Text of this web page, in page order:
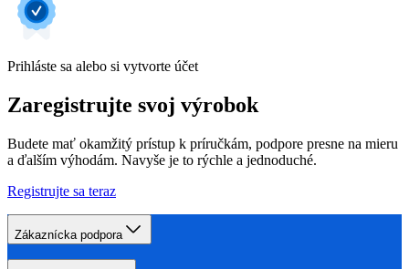
Prihláste sa alebo si vytvorte účet
Zaregistrujte svoj výrobok
Budete mať okamžitý prístup k príručkám, podpore presne na mieru
a ďalším výhodám. Navyše je to rýchle a jednoduché.
Registrujte sa teraz
Zákaznícka podpora